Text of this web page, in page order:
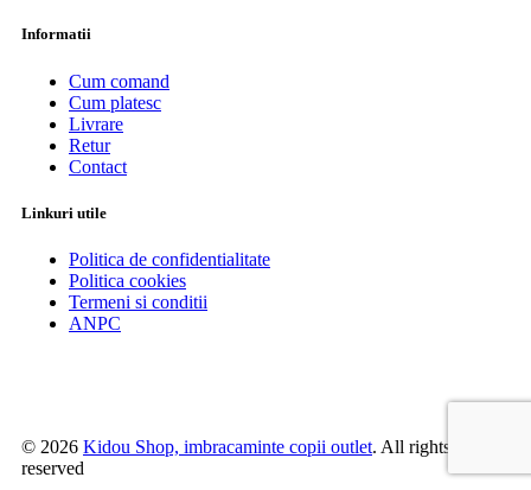
Informatii
Cum comand
Cum platesc
Livrare
Retur
Contact
Linkuri utile
Politica de confidentialitate
Politica cookies
Termeni si conditii
ANPC
© 2026 Kidou Shop, imbracaminte copii outlet. All rights
reserved